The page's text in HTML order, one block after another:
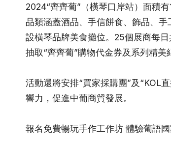
2024“齊齊葡”（橫琴口岸站）面積
品類涵蓋酒品、手信餅食、飾品、
設橫琴品牌美食攤位。25個展商每
抽取“齊齊葡”購物代金券及系列精美
活動還將安排“買家採購團”及“KOL
響力，促進中葡商貿發展。
報名免費暢玩手作工作坊 體驗葡語